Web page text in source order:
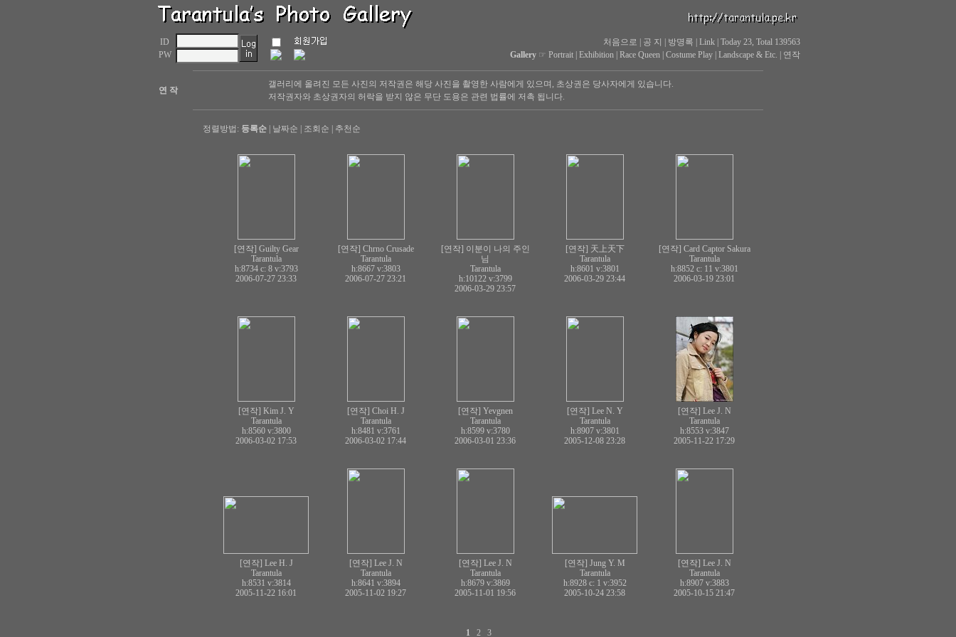
ID
PW
처음으로 공 지 방명록 Link| Today 23, Total 139563
Gallery☞ Portrait| Exhibition| Race Queen| Costume Play| Landscape & Etc. 연작
연 작
갤러리에 올려진 모든 사진의 저작권은 해당 사진을 촬영한 사람에게 있으며, 초상권은 당사자에게 있습니다.
저작권자와 초상권자의 허락을 받지 않은 무단 도용은 관련 법률에 저촉 됩니다.
정렬방법: 등록순 날짜순 조회순 추천순
[연작] Guilty Gear
Tarantula
h:8734 c: 8 v:3793
2006-07-27 23:33
[연작] Chrno Crusade
Tarantula
h:8667 v:3803
2006-07-27 23:21
[연작] 이분이 나의 주인
님
Tarantula
h:10122 v:3799
2006-03-29 23:57
[연작] 天上天下
Tarantula
h:8601 v:3801
2006-03-29 23:44
[연작] Card Captor Sakura
Tarantula
h:8852 c: 11 v:3801
2006-03-19 23:01
[연작] Kim J. Y
Tarantula
h:8560 v:3800
2006-03-02 17:53
[연작] Choi H. J
Tarantula
h:8481 v:3761
2006-03-02 17:44
[연작] Yevgnen
Tarantula
h:8599 v:3780
2006-03-01 23:36
[연작] Lee N. Y
Tarantula
h:8907 v:3801
2005-12-08 23:28
[연작] Lee J. N
Tarantula
h:8553 v:3847
2005-11-22 17:29
[연작] Lee H. J
Tarantula
h:8531 v:3814
2005-11-22 16:01
[연작] Lee J. N
Tarantula
h:8641 v:3894
2005-11-02 19:27
[연작] Lee J. N
Tarantula
h:8679 v:3869
2005-11-01 19:56
[연작] Jung Y. M
Tarantula
h:8928 c: 1 v:3952
2005-10-24 23:58
[연작] Lee J. N
Tarantula
h:8907 v:3883
2005-10-15 21:47
1 2 3